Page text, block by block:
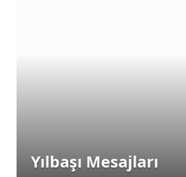
Yılbaşı Mesajları